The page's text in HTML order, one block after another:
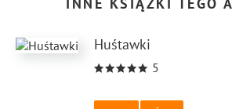
Huśtawki
5